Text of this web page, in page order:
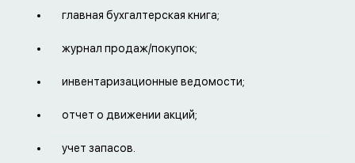
главная бухгалтерская книга;
журнал продаж/покупок;
инвентаризационные ведомости;
отчет о движении акций;
учет запасов.